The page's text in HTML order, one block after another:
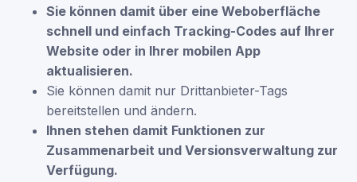
Sie können damit über eine Weboberfläche
schnell und einfach Tracking-Codes auf Ihrer
Website oder in Ihrer mobilen App
aktualisieren.
Sie können damit nur Drittanbieter-Tags
bereitstellen und ändern.
Ihnen stehen damit Funktionen zur
Zusammenarbeit und Versionsverwaltung zur
Verfügung.